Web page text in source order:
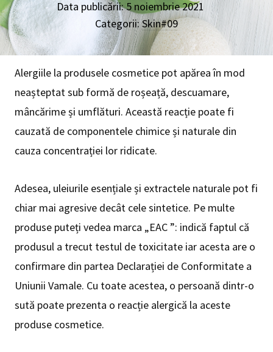
Data publicării:5 noiembrie 2021
Categorii:Skin#09
Alergiile la produsele cosmetice pot apărea în mod
neașteptat sub formă de roșeață, descuamare,
mâncărime și umflături. Această reacție poate fi
cauzată de componentele chimice și naturale din
cauza concentrației lor ridicate.
Adesea, uleiurile esențiale și extractele naturale pot fi
chiar mai agresive decât cele sintetice. Pe multe
produse puteți vedea marca „EAC ”: indică faptul că
produsul a trecut testul de toxicitate iar acesta are o
confirmare din partea Declarației de Conformitate a
Uniunii Vamale. Cu toate acestea, o persoană dintr-o
sută poate prezenta o reacție alergică la aceste
produse cosmetice.